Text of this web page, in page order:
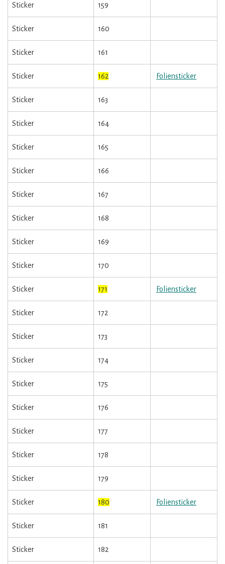
Sticker 159
Sticker 160
Sticker 161
Sticker 162 Foliensticker
Sticker 163
Sticker 164
Sticker 165
Sticker 166
Sticker 167
Sticker 168
Sticker 169
Sticker 170
Sticker 171 Foliensticker
Sticker 172
Sticker 173
Sticker 174
Sticker 175
Sticker 176
Sticker 177
Sticker 178
Sticker 179
Sticker 180 Foliensticker
Sticker 181
Sticker 182